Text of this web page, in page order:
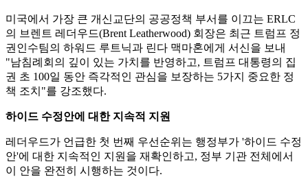
미국에서 가장 큰 개신교단의 공공정책 부서를 이끄는 ERLC
의 브렌트 레더우드(Brent Leatherwood) 회장은 최근 트럼프 정
권인수팀의 하워드 루트닉과 린다 맥마혼에게 서신을 보내
"남침례회의 깊이 있는 가치를 반영하고, 트럼프 대통령의 집
권 초 100일 동안 즉각적인 관심을 보장하는 5가지 중요한 정
책 조치"를 강조했다.
하이드 수정안에 대한 지속적 지원
레더우드가 언급한 첫 번째 우선순위는 행정부가 '하이드 수정
안'에 대한 지속적인 지원을 재확인하고, 정부 기관 전체에서
이 안을 완전히 시행하는 것이다.